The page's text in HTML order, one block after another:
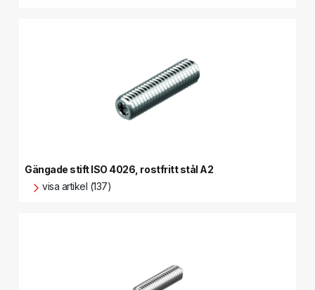
Gängade stift ISO 4026, rostfritt stål A2
visa artikel (137)